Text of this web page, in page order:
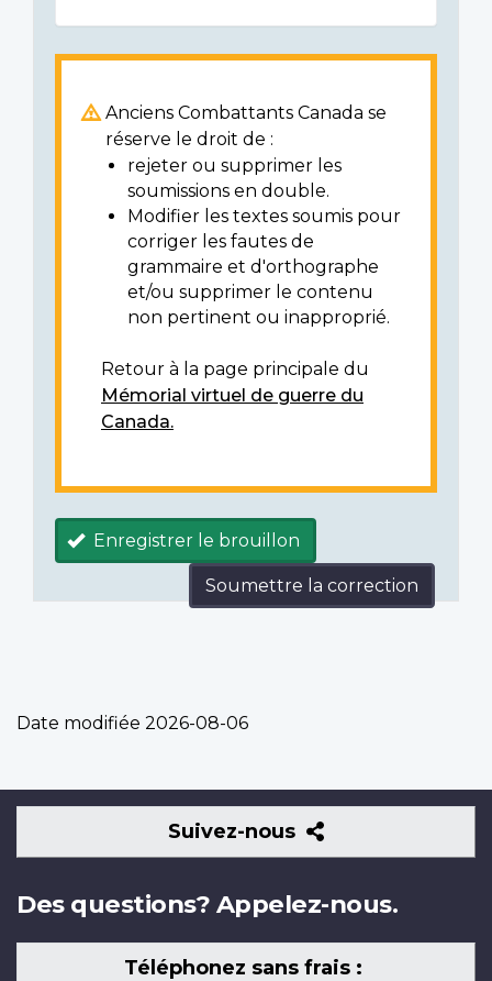
Anciens Combattants Canada se
réserve le droit de :
rejeter ou supprimer les
soumissions en double.
Modifier les textes soumis pour
corriger les fautes de
grammaire et d'orthographe
et/ou supprimer le contenu
non pertinent ou inapproprié.
Retour à la page principale du
Mémorial virtuel de guerre du
Canada.
Enregistrer le brouillon
Soumettre la correction
Date modifiée 2026-08-06
Suivez-nous
Suivez-
nous
Des questions? Appelez-nous.
Téléphonez sans frais :